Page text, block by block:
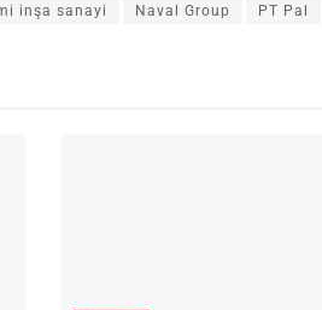
inşa sanayi Naval Group PT Pal